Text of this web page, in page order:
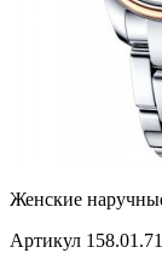
Женские
Артикул